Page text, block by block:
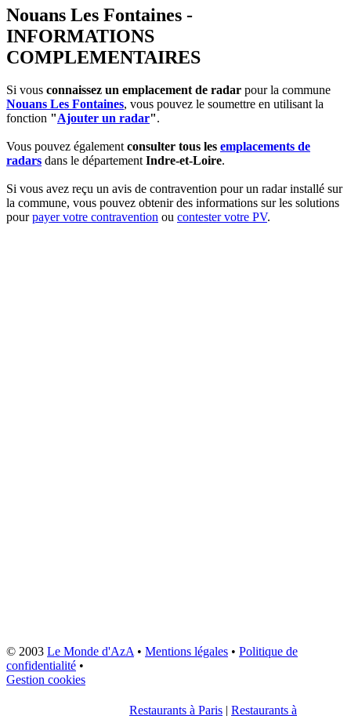
Nouans Les Fontaines -
INFORMATIONS
COMPLEMENTAIRES
Si vous connaissez un emplacement de radar pour la commune
Nouans Les Fontaines, vous pouvez le soumettre en utilisant la
fonction "Ajouter un radar".
Vous pouvez égalementconsulter tous les emplacements de
radars dans le départementIndre-et-Loire.
Si vous avez reçu un avis de contravention pour un radar installé sur
la commune, vous pouvez obtenir des informations sur les solutions
pourpayer votre contravention ou contester votre PV.
© 2003 Le Monde d'AzA• Mentions légales • Politique de
confidentialité •
Gestion cookies
Restaurants à Paris | Restaurants à